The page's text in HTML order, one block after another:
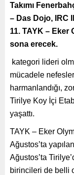
Takımı
– Das Dojo, IRC
11. TAYK – Eker
sona erecek.
kategori lideri
mücadele
harmanlandığı,
Tirilye Koy İçi
yaşattı.
TAYK – Eker
Ağustos’ta
Ağustos’ta
birincileri de belli